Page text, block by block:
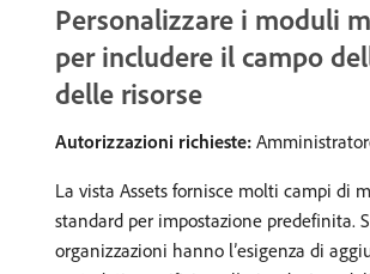
Personalizzare i moduli
per includere il campo
delle risorse
Autorizzazioni richieste:
La vista Assets fornisce molti campi di
standard per impostazione predefinita.
organizzazioni hanno l’esigenza di